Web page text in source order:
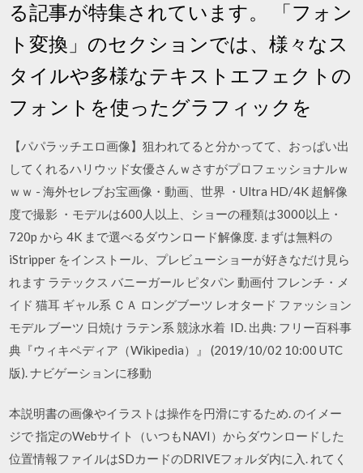
る記事が特集されています。 「フォン
ト変換」のセクションでは、様々なス
タイルや多様なテキストエフェクトの
フォントを使ったグラフィックを
【パパラッチエロ画像】狙われてると分かってて、おっぱい出
してくれるハリウッド女優さんｗさすがプロフェッショナルｗ
ｗｗ - 海外セレブお宝画像・動画、世界 ・Ultra HD/4K 超解像
度で撮影 ・モデルは600人以上、ショーの種類は3000以上・
720p から 4K まで選べるダウンロード解像度. まずは無料の
iStripper をインストール、プレビューショーが好きなだけ見ら
れます ラテックス バニーガール ピタパン 動画付 フレンチ・メ
イド 猫耳 ギャル系 ＣＡ ロングブーツ レオタード ファッション
モデル ブーツ 日焼け ラテン系 競泳水着 ID. 出典: フリー百科事
典『ウィキペディア（Wikipedia）』 (2019/10/02 10:00 UTC
版). ナビゲーションに移動
本説明書の画像やイラストは操作を円滑にするため. のイメー
ジで 指定のWebサイト（いつもNAVI）からダウンロードした
位置情報ファイルはSDカードのDRIVEフォルダ内に入. れてく